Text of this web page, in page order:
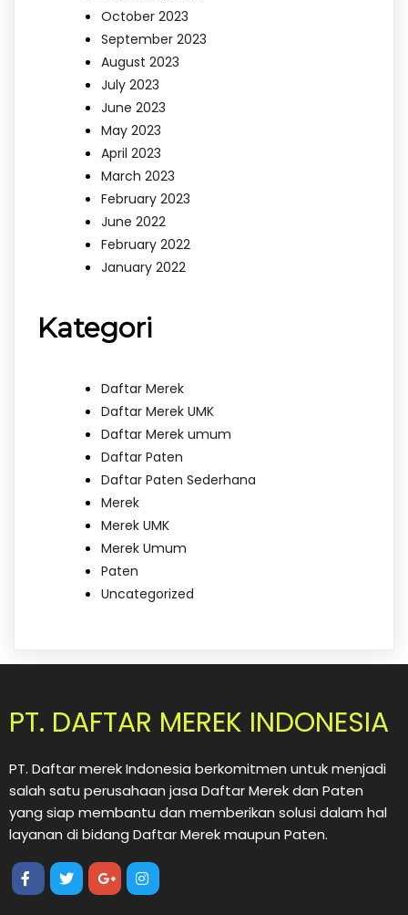
October 2023
September 2023
August 2023
July 2023
June 2023
May 2023
April 2023
March 2023
February 2023
June 2022
February 2022
January 2022
Kategori
Daftar Merek
Daftar Merek UMK
Daftar Merek umum
Daftar Paten
Daftar Paten Sederhana
Merek
Merek UMK
Merek Umum
Paten
Uncategorized
PT. DAFTAR MEREK INDONESIA
PT. Daftar merek Indonesia berkomitmen untuk menjadi
salah satu perusahaan jasa Daftar Merek dan Paten
yang siap membantu dan memberikan solusi dalam hal
layanan di bidang Daftar Merek maupun Paten.